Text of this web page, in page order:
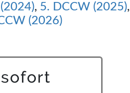
, 5. DCCW (2025),
(2026)